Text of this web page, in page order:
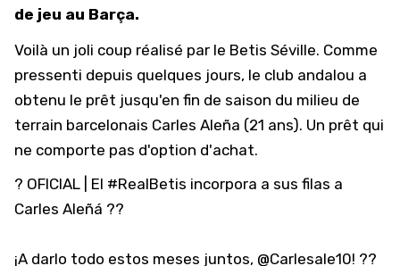
de jeu au Barça.
Voilà un joli coup réalisé par le Betis Séville. Comme
pressenti depuis quelques jours, le club andalou a
obtenu le prêt jusqu'en fin de saison du milieu de
terrain barcelonais Carles Aleña (21 ans). Un prêt qui
ne comporte pas d'option d'achat.
? OFICIAL | El #RealBetis incorpora a sus filas a
Carles Aleñá ??
¡A darlo todo estos meses juntos, @Carlesale10! ??